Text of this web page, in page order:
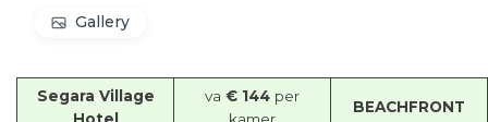
Gallery
Segara Village
Hotel
va € 144 per
kamer
BEACHFRONT